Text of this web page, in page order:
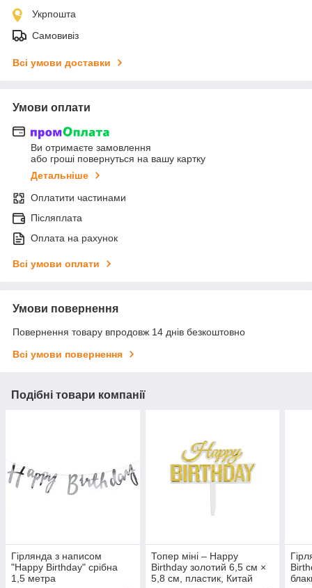
Укрпошта
Самовивіз
Всі умови доставки
Умови оплати
Ви отримаєте замовлення
або гроші повернуться на вашу картку
Детальніше
Оплатити частинами
Післяплата
Оплата на рахунок
Всі умови оплати
Умови повернення
Повернення товару впродовж 14 днів безкоштовно
Всі умови повернення
Подібні товари компанії
Гірлянда з написом
"Happy Birthday" срібна
1,5 метра
Топер міні – Happy
Birthday золотий 6,5 см ×
5,8 см, пластик, Китай